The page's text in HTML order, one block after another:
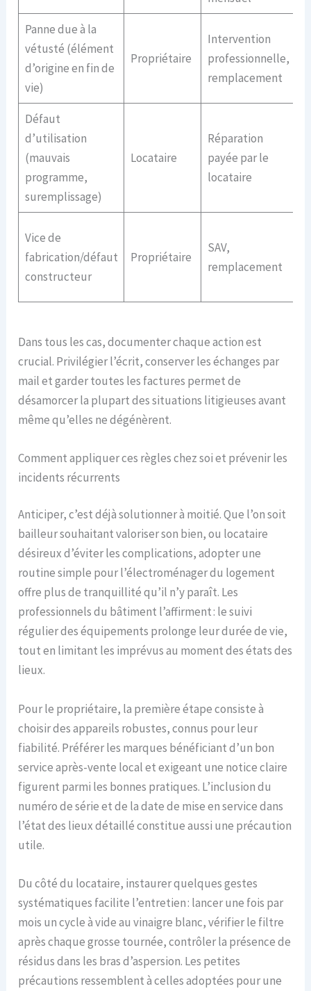
Panne due à la
vétusté (élément
d’origine en fin de
vie)
Propriétaire
Intervention
professionnelle,
remplacement
Défaut
d’utilisation
(mauvais
programme,
suremplissage)
Locataire
Réparation
payée par le
locataire
Vice de
fabrication/défaut
constructeur
Propriétaire
SAV,
remplacement
Dans tous les cas, documenter chaque action est
crucial. Privilégier l’écrit, conserver les échanges par
mail et garder toutes les factures permet de
désamorcer la plupart des situations litigieuses avant
même qu’elles ne dégénèrent.
Comment appliquer ces règles chez soi et prévenir les
incidents récurrents
Anticiper, c’est déjà solutionner à moitié. Que l’on soit
bailleur souhaitant valoriser son bien, ou locataire
désireux d’éviter les complications, adopter une
routine simple pour l’électroménager du logement
offre plus de tranquillité qu’il n’y paraît. Les
professionnels du bâtiment l’affirment : le suivi
régulier des équipements prolonge leur durée de vie,
tout en limitant les imprévus au moment des états des
lieux.
Pour le propriétaire, la première étape consiste à
choisir des appareils robustes, connus pour leur
fiabilité. Préférer les marques bénéficiant d’un bon
service après-vente local et exigeant une notice claire
figurent parmi les bonnes pratiques. L’inclusion du
numéro de série et de la date de mise en service dans
l’état des lieux détaillé constitue aussi une précaution
utile.
Du côté du locataire, instaurer quelques gestes
systématiques facilite l’entretien : lancer une fois par
mois un cycle à vide au vinaigre blanc, vérifier le filtre
après chaque grosse tournée, contrôler la présence de
résidus dans les bras d’aspersion. Les petites
précautions ressemblent à celles adoptées pour une